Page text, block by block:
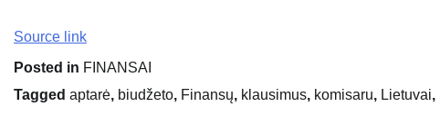
Source link
Posted in FINANSAI
Tagged aptarė, biudžeto, Finansų, klausimus, komisaru, Lietuvai,